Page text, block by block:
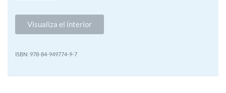
Visualiza el interior
978-84-949774-9-7